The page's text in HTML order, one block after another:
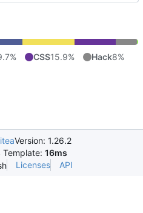
CSS15.9% Hack8%
Version: 1.26.2
Template: 16ms
Licenses API